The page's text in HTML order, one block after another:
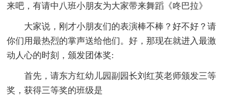
来吧，有请中八班小朋友为大家带来舞蹈《咚巴拉》
大家说，刚才小朋友们的表演棒不棒？好不好？请
你们用最热烈的掌声送给他们。好，那现在就进入最激
动人心的时刻，颁发团体奖:
首先，请东方红幼儿园副园长刘红英老师颁发三等
奖，获得三等奖的班级是